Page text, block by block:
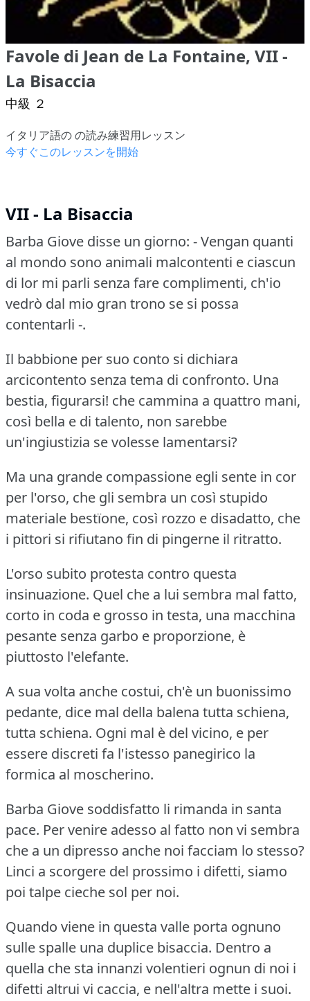
Favole di Jean de La Fontaine, VII -
La Bisaccia
中級 ２
イタリア語の の読み練習用レッスン
今すぐこのレッスンを開始
VII - La Bisaccia
Barba Giove disse un giorno: - Vengan quanti
al mondo sono animali malcontenti e ciascun
di lor mi parli senza fare complimenti, ch'io
vedrò dal mio gran trono se si possa
contentarli -.
Il babbione per suo conto si dichiara
arcicontento senza tema di confronto. Una
bestia, figurarsi! che cammina a quattro mani,
così bella e di talento, non sarebbe
un'ingiustizia se volesse lamentarsi?
Ma una grande compassione egli sente in cor
per l'orso, che gli sembra un così stupido
materiale bestïone, così rozzo e disadatto, che
i pittori si rifiutano fin di pingerne il ritratto.
L'orso subito protesta contro questa
insinuazione. Quel che a lui sembra mal fatto,
corto in coda e grosso in testa, una macchina
pesante senza garbo e proporzione, è
piuttosto l'elefante.
A sua volta anche costui, ch'è un buonissimo
pedante, dice mal della balena tutta schiena,
tutta schiena. Ogni mal è del vicino, e per
essere discreti fa l'istesso panegirico la
formica al moscherino.
Barba Giove soddisfatto li rimanda in santa
pace. Per venire adesso al fatto non vi sembra
che a un dipresso anche noi facciam lo stesso?
Linci a scorgere del prossimo i difetti, siamo
poi talpe cieche sol per noi.
Quando viene in questa valle porta ognuno
sulle spalle una duplice bisaccia. Dentro a
quella che sta innanzi volentieri ognun di noi i
difetti altrui vi caccia, e nell'altra mette i suoi.